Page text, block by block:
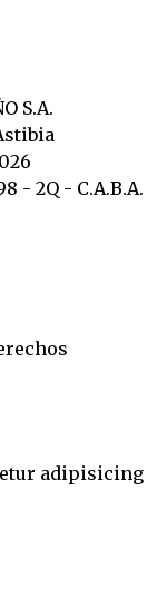
S.A.
- 2Q - C.A.B.A.
adipisicing